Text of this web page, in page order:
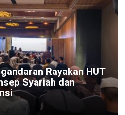
Rayakan HUT
Syariah dan